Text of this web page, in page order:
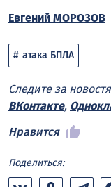
Евгений МОРОЗОВ
атака БПЛА
Следите за
ВКонтакте,
Нравится
Поделиться: